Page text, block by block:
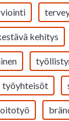
kehitys
työyhteisöt